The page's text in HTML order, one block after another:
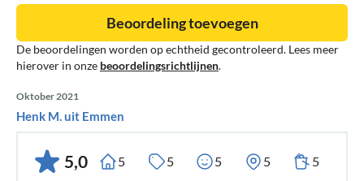
De beoordelingen worden op echtheid gecontroleerd. Lees meer
hierover in onze beoordelingsrichtlijnen.
Beoordeling toevoegen
Oktober 2021
Henk M. uit Emmen
5,0 5 5 5 5 5